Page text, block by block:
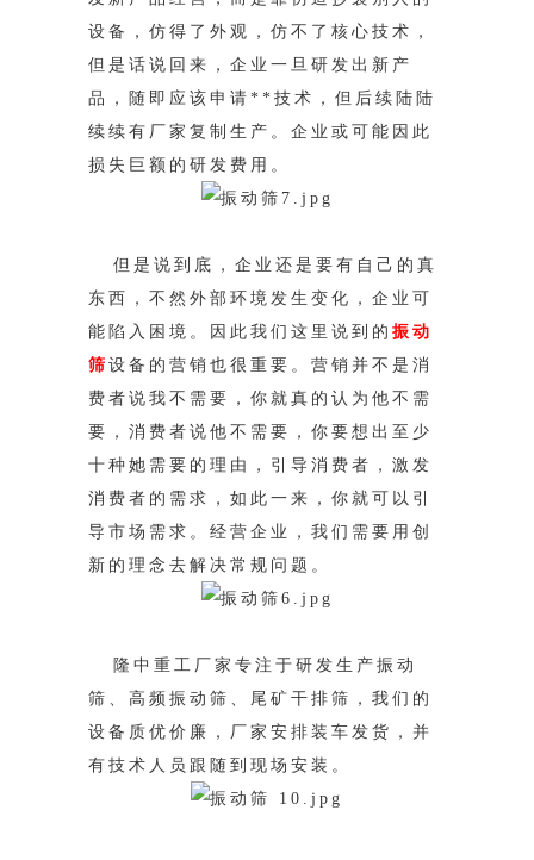
设备，仿得了外观，仿不了核心 技术，
但是话说回来，企业一旦研发出新产
品，随即应该申请**技术，但后续陆陆
续续有厂家复制生产。企业或可能因此
损失巨额的研发费用。
但是说到底，企业还是要有自己的真
东西，不然外部环境发生变化，企业可
能陷入困境。因此我们这里说到的 振动
筛 设备的营销也很重要。营销 并不是消
费者说我不需要，你就真的认为他不需
要，消费者说他不需要，你要想出至少
十种她需要的理由，引导消费者，激发
消费者的需求，如此一 来，你就可以引
导市场需求。经营企业，我们需要用创
新的理念去解决常规问题。
隆中重工厂家专注于研发生产振动
筛、高频振动筛、尾矿干排筛，我们的
设备质优价廉，厂家安排装车发货，并
有技术人员跟随到现场安装。